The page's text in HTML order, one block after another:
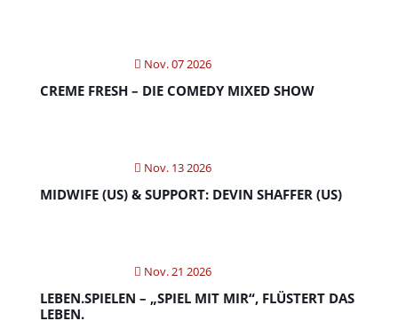
Nov. 07 2026
CREME FRESH – DIE COMEDY MIXED SHOW
Nov. 13 2026
MIDWIFE (US) & SUPPORT: DEVIN SHAFFER (US)
Nov. 21 2026
LEBEN.SPIELEN – „SPIEL MIT MIR“, FLÜSTERT DAS
LEBEN.